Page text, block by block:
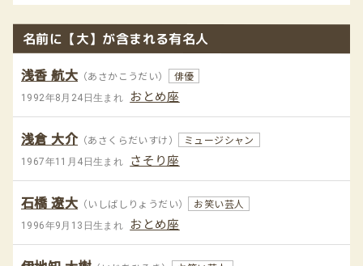
名前に【大】が含まれる有名人
浅香 航大 （あさかこうだい） 俳優
1992年8月24日生まれ おとめ座
浅倉 大介（あさくらだいすけ） ミュージシャン
1967年11月4日生まれ さそり座
石橋 遼大 （いしばしりょうだい） お笑い芸人
1996年9月13日生まれ おとめ座